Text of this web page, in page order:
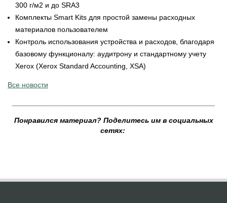
300 г/м2 и до SRA3
Комплекты Smart Kits для простой замены расходных
материалов пользователем
Контроль использования устройства и расходов, благодаря
базовому функционалу: аудитрону и стандартному учету
Xerox (Xerox Standard Accounting, XSA)
Все новости
Понравился материал? Поделитесь им в социальных
сетях: